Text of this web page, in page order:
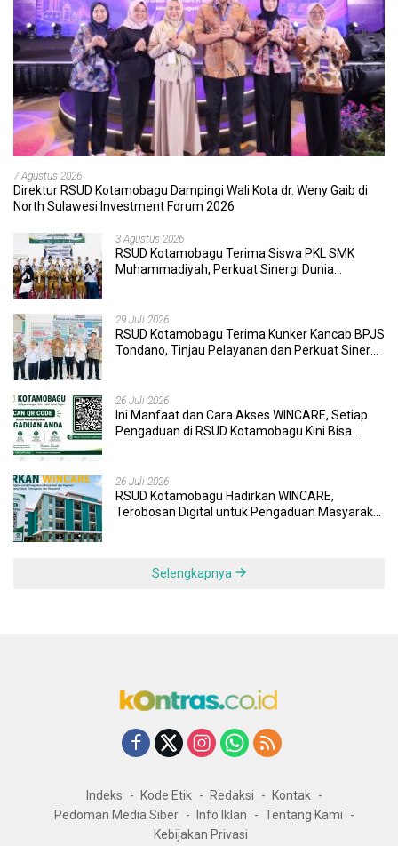
7 Agustus 2026
Direktur RSUD Kotamobagu Dampingi Wali Kota dr. Weny Gaib di
North Sulawesi Investment Forum 2026
3 Agustus 2026
RSUD Kotamobagu Terima Siswa PKL SMK
Muhammadiyah, Perkuat Sinergi Dunia
29 Juli 2026
RSUD Kotamobagu Terima Kunker Kancab BPJS
Tondano, Tinjau Pelayanan dan Perkuat Sinergi
26 Juli 2026
Ini Manfaat dan Cara Akses WINCARE, Setiap
Pengaduan di RSUD Kotamobagu Kini Bisa
26 Juli 2026
RSUD Kotamobagu Hadirkan WINCARE,
Terobosan Digital untuk Pengaduan Masyarakat
Selengkapnya
Indeks Kode Etik Redaksi
Kontak
Pedoman Media Siber
Info Iklan
Tentang Kami
Kebijakan Privasi